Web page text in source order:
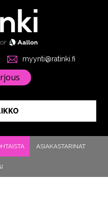
myynti@ratinki.fi
ASIAKASTARINAT